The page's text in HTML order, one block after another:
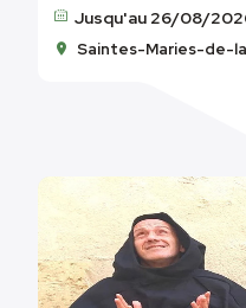
Jusqu'au 26/08/
Saintes-Maries-de-